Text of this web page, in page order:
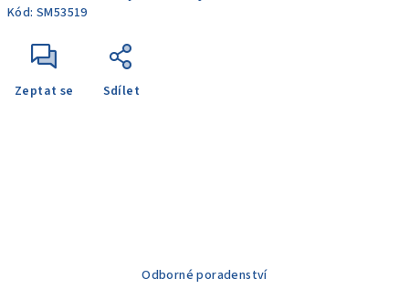
Kód: SM53519
Zeptat se Sdílet
Odborné poradenství